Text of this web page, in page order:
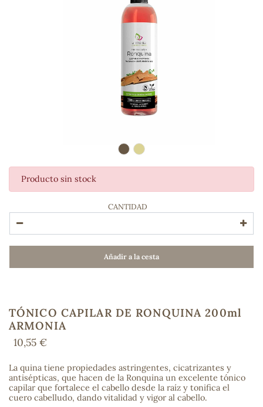
Producto sin stock
CANTIDAD
Añadir a la cesta
TÓNICO CAPILAR DE RONQUINA 200ml
ARMONIA
10,55 €
La quina tiene propiedades astringentes, cicatrizantes y
antisépticas, que hacen de la Ronquina un excelente tónico
capilar que fortalece el cabello desde la raíz y tonifica el
cuero cabelludo, dando vitalidad y vigor al cabello.